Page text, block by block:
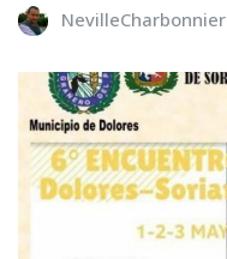
NevilleCharbonnier